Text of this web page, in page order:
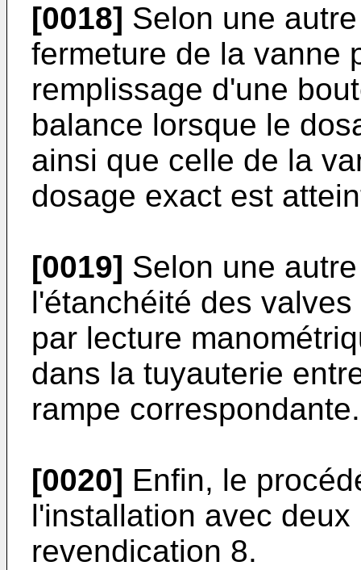
[0018] Selon une
fermeture de la vanne
remplissage d'une
balance lorsque le
ainsi que celle de la
dosage exact est
[0019] Selon une
l'étanchéité des
par lecture
dans la tuyauterie
rampe correspondante.
[0020] Enfin, le
l'installation avec
revendication 8.